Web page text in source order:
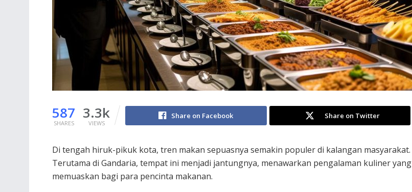
587
SHARES
3.3k
VIEWS
Share on Facebook Share on Twitter
Di tengah hiruk-pikuk kota, tren makan sepuasnya semakin populer di kalangan masyarakat.
Terutama di Gandaria, tempat ini menjadi jantungnya, menawarkan pengalaman kuliner yang
memuaskan bagi para pencinta makanan.